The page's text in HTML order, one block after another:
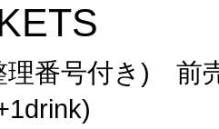
理番号付き) 前